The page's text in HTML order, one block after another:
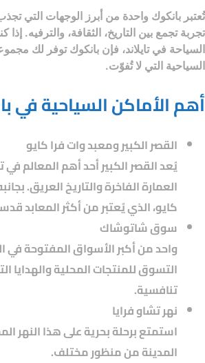
تُعتبر بانكوك واحدة من أبرز الوجهات التي
تجربة تجمع بين التاريخ، الثقافة، والترفيه.
السياحة في تايلاند، فإن بانكوك توفر لك
السياحية التي لا تُفوّت.
أهم الأماكن السياحية في
القصر الكبير ومعبد وات فرا كايو
يُعد القصر الكبير أحد أهم المعالم في
العمارة الفاخرة والتاريخ العريق.
كايو، الذي يُعتبر من أكثر المعابد
سوق شاتوشاك
واحد من أكبر الأسواق المفتوحة في
التسوق للمنتجات المحلية والهدايا
تنافسية.
نهر تشاو فرايا
استمتع برحلة بحرية على هذا النهر
المدينة من منظور مختلف.